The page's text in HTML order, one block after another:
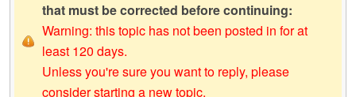
that must be corrected before continuing:
Warning: this topic has not been posted in for at
least 120 days.
Unless you're sure you want to reply, please
consider starting a new topic.